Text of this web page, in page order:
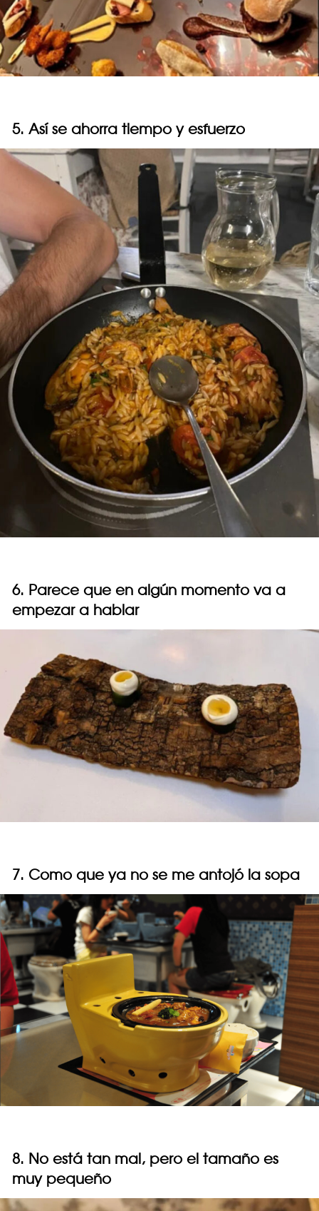
5. Así se ahorra tiempo y esfuerzo
6. Parece que en algún momento va a
empezar a hablar
7. Como que ya no se me antojó la sopa
8. No está tan mal, pero el tamaño es
muy pequeño